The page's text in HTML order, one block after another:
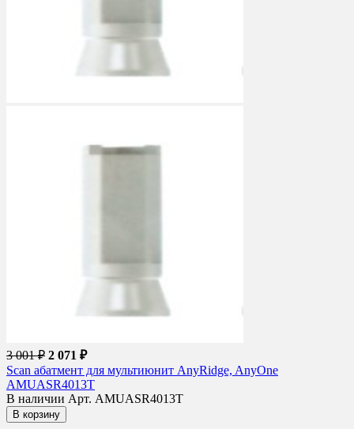
3 001 ₽ 2 071 ₽
Scan абатмент для мультиюнит AnyRidge, AnyOne
AMUASR4013T
В наличии Арт. AMUASR4013T
В корзину